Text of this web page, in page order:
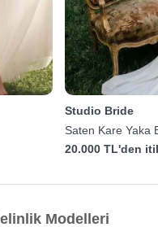
Studio Bride
Saten Kare Yaka
20.000 TL'den
Modelleri